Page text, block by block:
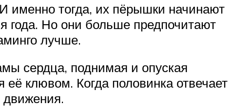
именно тогда, их пёрышки начинают
года. Но они больше предпочитают
лучше.
сердца, поднимая и опуская
клювом. Когда половинка отвечает
движения.